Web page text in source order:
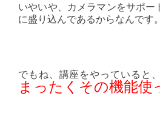
いやいや、カメラマンをサポー
に盛り込んであるからなんです。
でもね、講座をやっていると、
まったくその機能使